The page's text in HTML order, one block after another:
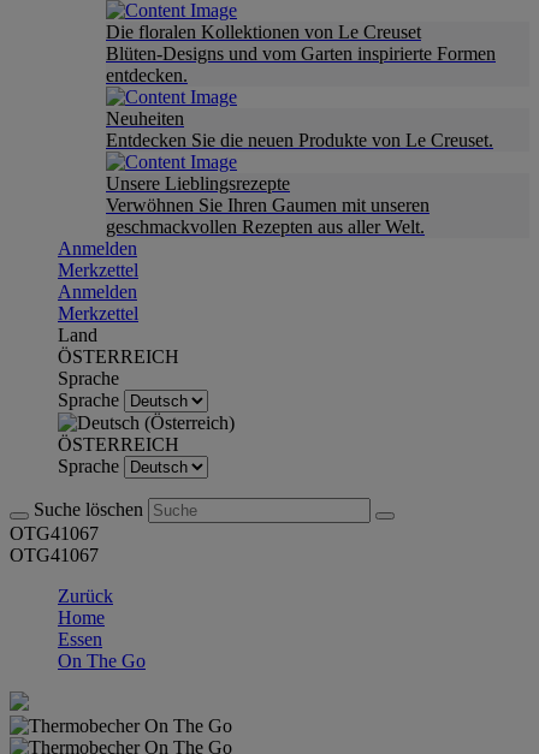
Die floralen Kollektionen von Le Creuset
Blüten-Designs und vom Garten inspirierte Formen
entdecken.
Neuheiten
Entdecken Sie die neuen Produkte von Le Creuset.
Unsere Lieblingsrezepte
Verwöhnen Sie Ihren Gaumen mit unseren
geschmackvollen Rezepten aus aller Welt.
Anmelden
Merkzettel
Anmelden
Merkzettel
Land
ÖSTERREICH
Sprache
Sprache
ÖSTERREICH
Sprache
Suche löschen
OTG41067
OTG41067
Zurück
Home
Essen
On The Go